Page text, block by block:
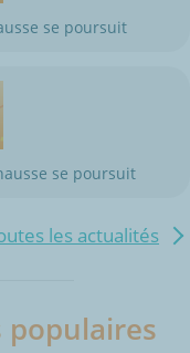
se poursuit
se poursuit
les actualités
populaires